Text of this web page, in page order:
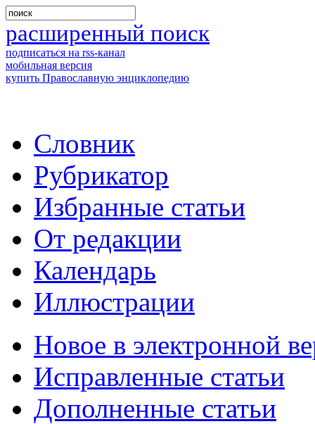
расширенный поиск
подписаться на rss-канал
мобильная версия
купить Православную энциклопедию
Словник
Рубрикатор
Избранные статьи
От редакции
Календарь
Иллюстрации
Новое в электронной
Исправленные статьи
Дополненные статьи